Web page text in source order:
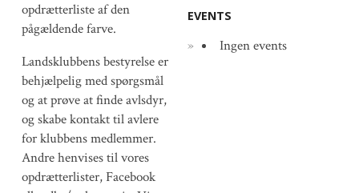
opdrætterliste af den
pågældende farve.
Landsklubbens bestyrelse er
behjælpelig med spørgsmål
og at prøve at finde avlsdyr,
og skabe kontakt til avlere
for klubbens medlemmer.
Andre henvises til vores
opdrætterlister, Facebook
EVENTS
Ingen events